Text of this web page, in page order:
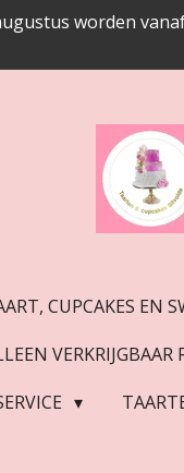
worden
CUPCAKES EN